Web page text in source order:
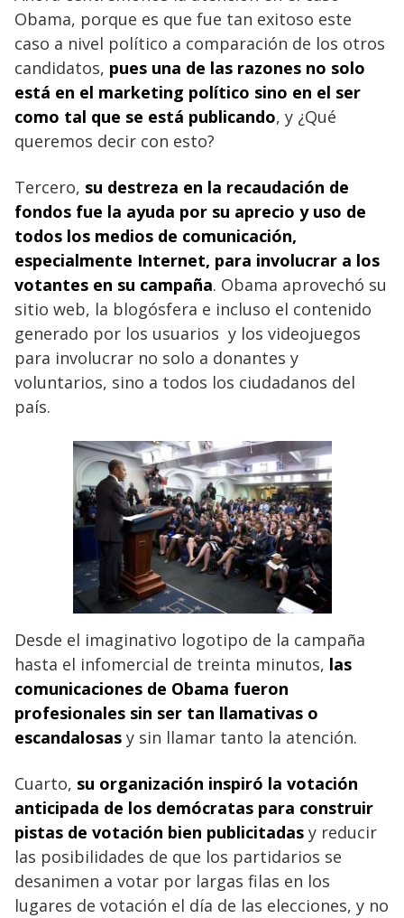
Obama, porque es que fue tan exitoso este
caso a nivel político a comparación de los otros
candidatos, pues una de las razones no solo
está en el marketing político sino en el ser
como tal que se está publicando, y ¿Qué
queremos decir con esto?
Tercero, su destreza en la recaudación de
fondos fue la ayuda por su aprecio y uso de
todos los medios de comunicación,
especialmente Internet, para involucrar a los
votantes en su campaña. Obama aprovechó su
sitio web, la blogósfera e incluso el contenido
generado por los usuarios y los videojuegos
para involucrar no solo a donantes y
voluntarios, sino a todos los ciudadanos del
país.
Desde el imaginativo logotipo de la campaña
hasta el infomercial de treinta minutos, las
comunicaciones de Obama fueron
profesionales sin ser tan llamativas o
escandalosas y sin llamar tanto la atención.
Cuarto, su organización inspiró la votación
anticipada de los demócratas para construir
pistas de votación bien publicitadas y reducir
las posibilidades de que los partidarios se
desanimen a votar por largas filas en los
lugares de votación el día de las elecciones, y no